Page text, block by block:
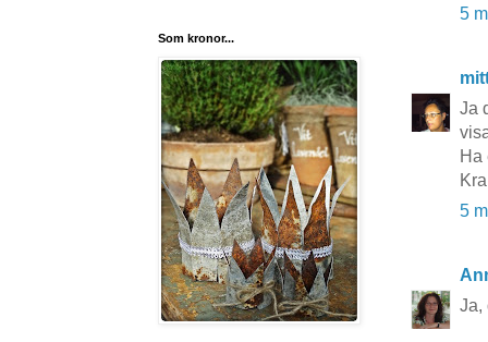
5
Ja
Ha
5
Ja,
Som kronor...